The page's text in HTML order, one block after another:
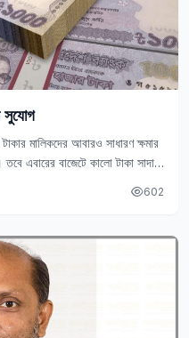
সুযোগ
মালিকদের আবারও সাধারণ ক্ষমার
এবারের বাজেটে কালো টাকা সাদা
602